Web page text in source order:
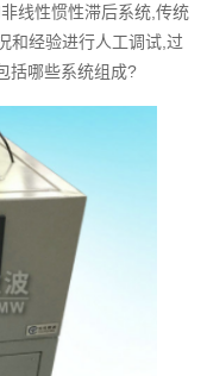
线性惯性滞后系统,传统
和经验进行人工调试,过
括哪些系统组成?